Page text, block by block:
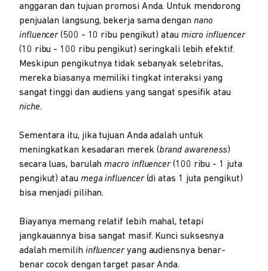
anggaran dan tujuan promosi Anda. Untuk mendorong
penjualan langsung, bekerja sama dengan nano
influencer(500 - 10 ribu pengikut) atau micro influencer
(10 ribu - 100 ribu pengikut) seringkali lebih efektif.
Meskipun pengikutnya tidak sebanyak selebritas,
mereka biasanya memiliki tingkat interaksi yang
sangat tinggi dan audiens yang sangat spesifik atau
niche.
Sementara itu, jika tujuan Anda adalah untuk
meningkatkan kesadaran merek (brand awareness)
secara luas, barulahmacro influencer(100 ribu - 1 juta
pengikut) atau mega influencer(di atas 1 juta pengikut)
bisa menjadi pilihan.
Biayanya memang relatif lebih mahal, tetapi
jangkauannya bisa sangat masif. Kunci suksesnya
adalah memilih influenceryang audiensnya benar-
benar cocok dengan target pasar Anda.